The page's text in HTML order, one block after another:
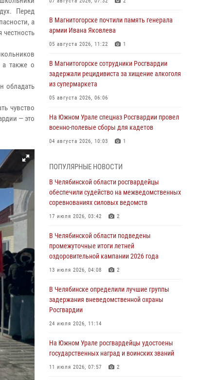
Перед
а
честность
а также о
обладать
чувство
— это
В Магнитогорске почтили память генерала
армии Ивана Яковлева
05 августа 2026, 11:22 1
В Магнитогорске сотрудники Росгвардии
задержали рецидивиста за хищение алкоголя
из супермаркета
05 августа 2026, 06:06
На Южном Урале спецназ Росгвардии провел
военно-полевые сборы для кадетов
04 августа 2026, 10:03 1
воров в Челябинске
04 августа 2026, 10:00
На Южном Урале сотрудники Росгвардии
задержали подозреваемого в совершении
03 августа 2026, 11:41
В Челябинской области росгвардейцами по
горячим следам задержан подозреваемый в
03 августа 2026, 11:25
Росгвардейцы обеспечили безопасность
празднования Дня ВДВ на Южном Урале
Авиация Росгвардии совершила более 250
санитарных вылетов в Донецкой Народной
ПОПУЛЯРНЫЕ НОВОСТИ
В Челябинской области росгвардейцы
обеспечили судейство на межведомственных
соревнованиях силовых ведомств
17 июля 2026, 03:42 2
В Челябинской области подведены
промежуточные итоги летней
оздоровительной кампании 2026 года
13 июля 2026, 04:08 2
В Челябинске определили лучшие группы
задержания вневедомственной охраны
Росгвардии
24 июля 2026, 11:14
На Южном Урале росгвардейцы удостоены
государственных наград и воинских званий
11 июля 2026, 07:57 2